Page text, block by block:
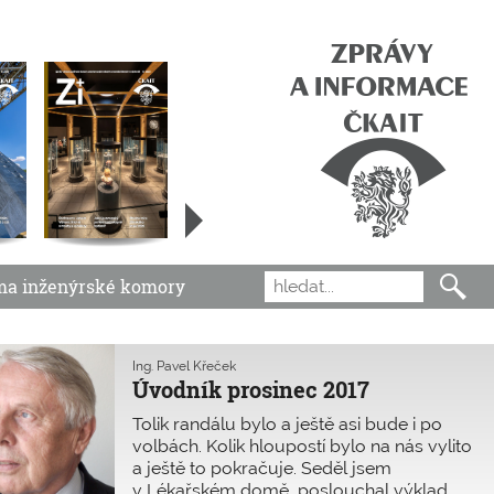
inženýrské komory
Úvodník prosinec 2017
Ing. Pavel Křeček
Tolik randálu bylo a ještě asi bude i po
volbách. Kolik hloupostí bylo na nás vylito
a ještě to pokračuje. Seděl jsem